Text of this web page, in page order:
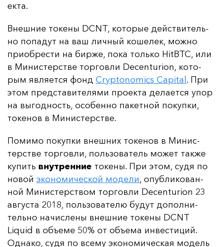
ек­та.
Внеш­ние то­ке­ны DCNT, ко­то­рые дей­стви­тель­
но по­па­дут на ваш лич­ный ко­ше­лек, мож­но
при­об­рес­ти на бир­же, по­ка толь­ко HitBTC, или
в Ми­нис­терс­тве тор­гов­ли Decenturion, ко­то­
рым яв­ля­ет­ся фонд Cryptonomics Capital . При
этом пред­ста­ви­те­ля­ми про­ек­та де­ла­ет­ся упор
на вы­год­ность, осо­бен­но па­кет­ной по­куп­ки,
то­ке­нов в Ми­нис­терс­тве.
По­ми­мо по­куп­ки внеш­них то­ке­нов в Ми­нис­
терс­тве тор­гов­ли, поль­зо­ва­тель мо­жет так­же
ку­пить внут­рен­ние то­ке­ны. При этом, су­дя по
но­вой эко­но­ми­чес­кой мо­де­ли, опуб­ли­ко­ван­
ной Ми­нис­терс­твом тор­гов­ли Decenturion 23
ав­гус­та 2018, поль­зо­ва­те­лю бу­дут до­пол­ни­
тель­но на­чис­ле­ны внеш­ние то­ке­ны DCNT
Liquid в объ­еме 50% от объ­ема ин­вес­ти­ций.
Од­на­ко, су­дя по все­му эко­но­ми­чес­кая мо­дель